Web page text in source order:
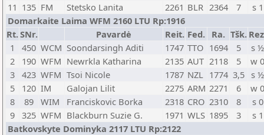
11 135 FM Stetsko Lanita 2261 BLR 2364 7
s 1
Domarkaite Laima WFM 2160 LTU Rp:1916
Rt.SNr. Pavardė Reit. Fed. Ra. Tšk.
1
450 WCM Soondarsingh Aditi 1747 TTO 1694 5
s ½
2
190 WFM Newrkla Katharina 2135 AUT 2118 5
w
3
423 WFM Tsoi Nicole 1787 NZL 1774 3,5 s ½
5
120 IM Galojan Lilit 2275 ARM 2271 6
w
8
89 WIM Franciskovic Borka 2318 CRO 2310 8
s 0
9
325 WFM Blackburn Suzie G. 1971 WLS 1895 3
s 1
Batkovskyte Dominyka 2117 LTU Rp:2122